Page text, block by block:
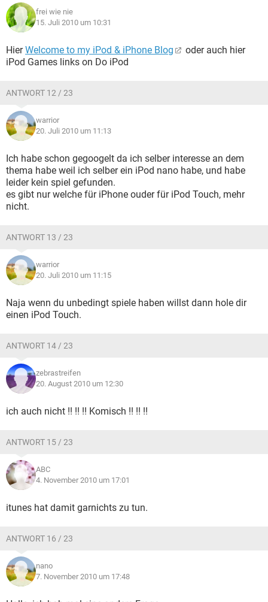
frei wie nie
15. Juli 2010 um 10:31
HierWelcome to my iPod & iPhone Blog
oder auch hier
iPod Games links on Do iPod
ANTWORT 12 / 23
warrior
20. Juli 2010 um 11:13
Ich habe schon gegoogelt da ich selber interesse an dem
thema habe weil ich selber ein iPod nano habe, und habe
leider kein spiel gefunden.
es gibt nur welche für iPhone ouder für iPod Touch, mehr
nicht.
ANTWORT 13 / 23
warrior
20. Juli 2010 um 11:15
Naja wenn du unbedingt spiele haben willst dann hole dir
einen iPod Touch.
ANTWORT 14 / 23
zebrastreifen
20. August 2010 um 12:30
ich auch nicht !! !! !! Komisch !! !! !!
ANTWORT 15 / 23
ABC
4. November 2010 um 17:01
itunes hat damit garnichts zu tun.
ANTWORT 16 / 23
nano
7. November 2010 um 17:48